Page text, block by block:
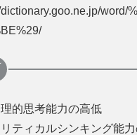
dictionary.goo.ne.jp/word/
的思考能力の高低
リティカルシンキング能